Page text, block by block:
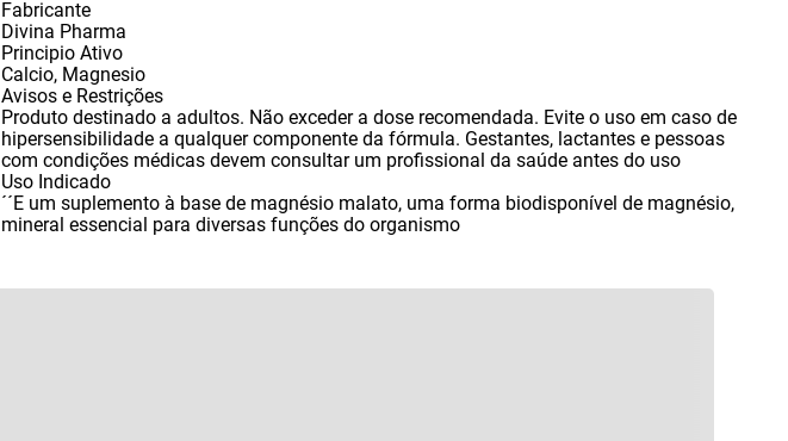
Fabricante
Divina Pharma
Principio Ativo
Calcio, Magnesio
Avisos e Restrições
Produto destinado a adultos. Não exceder a dose recomendada. Evite o uso em caso de
hipersensibilidade a qualquer componente da fórmula. Gestantes, lactantes e pessoas
com condições médicas devem consultar um profissional da saúde antes do uso
Uso Indicado
´´E um suplemento à base de magnésio malato, uma forma biodisponível de magnésio,
mineral essencial para diversas funções do organismo